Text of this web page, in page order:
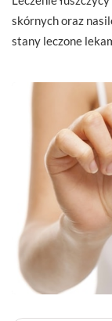
skórnych oraz
stany leczone